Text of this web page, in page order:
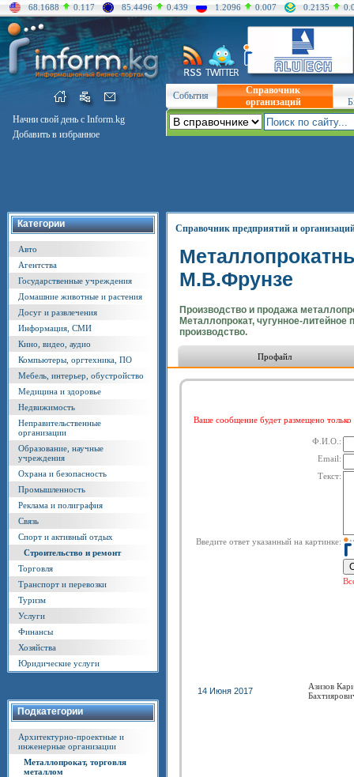
68.1688 0.117 85.4496 0.439 1.2096 0.007 0.2135
Начни свой день с Inform.kg
Добавить в избранное
События
Справочник
организаций
Категории
Авто
Агентства
Государственные учреждения
Домашние животные и растения
Досуг и развлечения
Информация, СМИ
Кино, видео, аудио
Компьютеры, оргтехника, ПО
Мебель, интерьер, обустройство
Медицина и здоровье
Недвижимость
Неправительственные
организации
Образование, научные
учреждения
Охрана и безопасность
Промышленность
Реклама и полиграфия
Связь
Спорт и активный отдых
Строительство и ремонт
Торговля
Транспорт и перевозки
Туризм
Услуги
Финансы
Хозяйства
Юридические услуги
Подкатегории
Архитектурно-проектные и
инженерные организации
Металлопрокат, торговля
металлом
Справочник предприятий и
М.В.Фрунзе
Производство и продажа
Металлопрокат, чугунное-литейное
производство.
Профайл
Ваше сообщение будет размещено
Ф.И.О.:
Email:
Текст:
Введите ответ указанный на картинке:
14 Июня 2017
Азизов